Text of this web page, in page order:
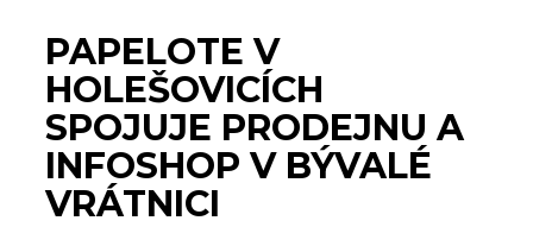
PAPELOTE V
HOLEŠOVICÍCH
SPOJUJE PRODEJNU A
INFOSHOP V BÝVALÉ
VRÁTNICI